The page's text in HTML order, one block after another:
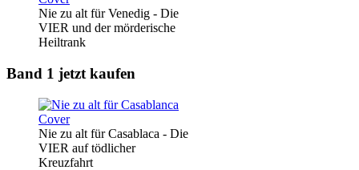
Nie zu alt für Venedig - Die
VIER und der mörderische
Heiltrank
Band 1 jetzt kaufen
Nie zu alt für Casablaca - Die
VIER auf tödlicher
Kreuzfahrt